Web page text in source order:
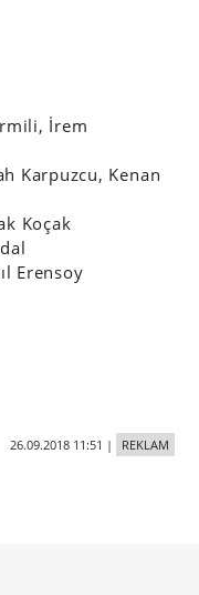
İrem
Karpuzcu, Kenan
Koçak
Erensoy
26.09.2018 11:51 | REKLAM